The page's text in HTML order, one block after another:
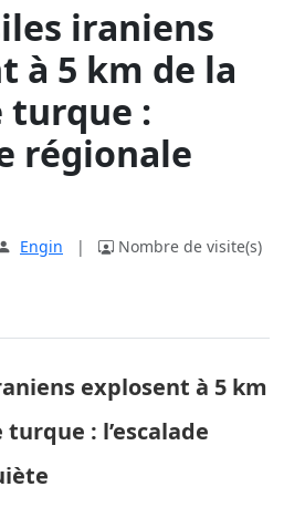
iraniens
à 5 km de la
:
régionale
Engin |
Nombre de visite(s)
explosent à 5 km
: l’escalade